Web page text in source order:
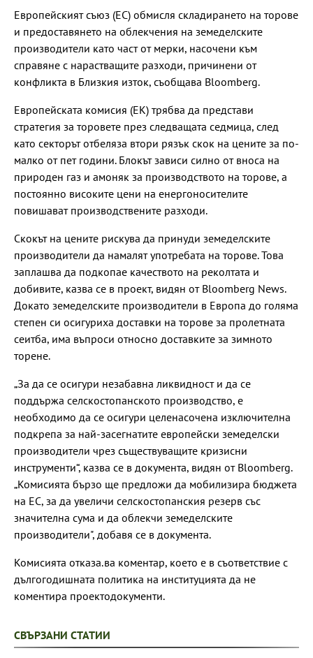
Европейският съюз (ЕС) обмисля складирането на торове
и предоставянето на облекчения на земеделските
производители като част от мерки, насочени към
справяне с нарастващите разходи, причинени от
конфликта в Близкия изток, съобщава Bloomberg.
Европейската комисия (ЕК) трябва да представи
стратегия за торовете през следващата седмица, след
като секторът отбеляза втори рязък скок на цените за по-
малко от пет години. Блокът зависи силно от вноса на
природен газ и амоняк за производството на торове, а
постоянно високите цени на енергоносителите
повишават производствените разходи.
Скокът на цените рискува да принуди земеделските
производители да намалят употребата на торове. Това
заплашва да подкопае качеството на реколтата и
добивите, казва се в проект, видян от Bloomberg News.
Докато земеделските производители в Европа до голяма
степен си осигуриха доставки на торове за пролетната
сеитба, има въпроси относно доставките за зимното
торене.
„За да се осигури незабавна ликвидност и да се
поддържа селскостопанското производство, е
необходимо да се осигури целенасочена изключителна
подкрепа за най-засегнатите европейски земеделски
производители чрез съществуващите кризисни
инструменти“, казва се в документа, видян от Bloomberg.
„Комисията бързо ще предложи да мобилизира бюджета
на ЕС, за да увеличи селскостопанския резерв със
значителна сума и да облекчи земеделските
производители", добавя се в документа.
Комисията отказа.ва коментар, което е в съответствие с
дългогодишната политика на институцията да не
коментира проектодокументи.
СВЪРЗАНИ СТАТИИ